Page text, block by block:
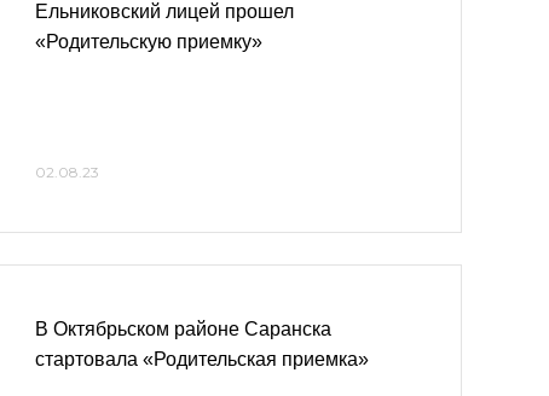
Ельниковский лицей прошел
«Родительскую приемку»
02.08.23
В Октябрьском районе Саранска
стартовала «Родительская приемка»